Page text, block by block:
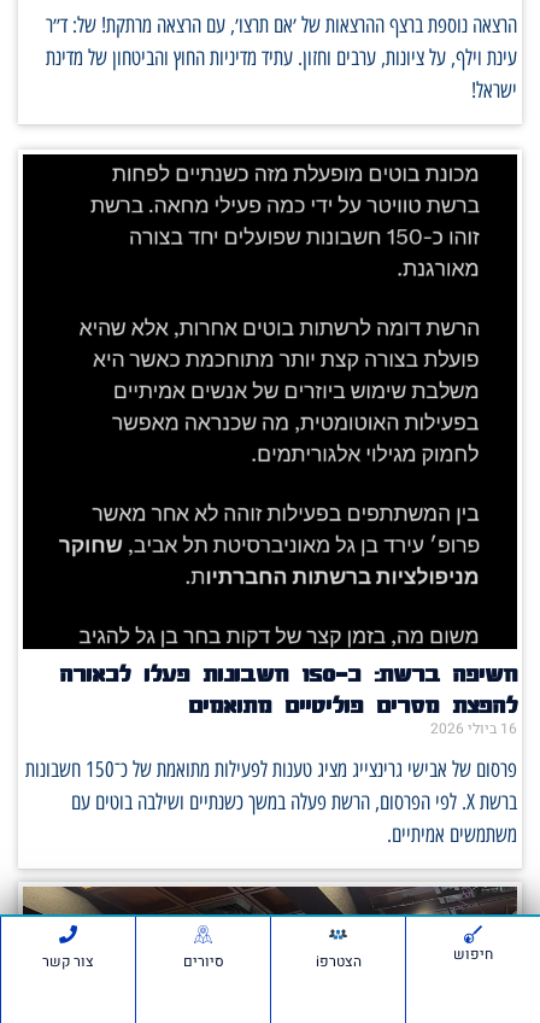
הרצאה נוספת ברצף ההרצאות של ׳אם תרצו׳, עם הרצאה מרתקת! של: ד״ר
עינת וילף, על ציונות, ערבים וחזון. עתיד מדיניות החוץ והביטחון של מדינת
ישראל!
חשיפה ברשת: כ־150 חשבונות פעלו לכאורה
להפצת מסרים פוליטיים מתואמים
16 ביולי 2026
פרסום של אבישי גרינצייג מציג טענות לפעילות מתואמת של כ־150 חשבונות
ברשת X. לפי הפרסום, הרשת פעלה במשך כשנתיים ושילבה בוטים עם
משתמשים אמיתיים.
חיפוש הצטרפi סיורים צור קשר